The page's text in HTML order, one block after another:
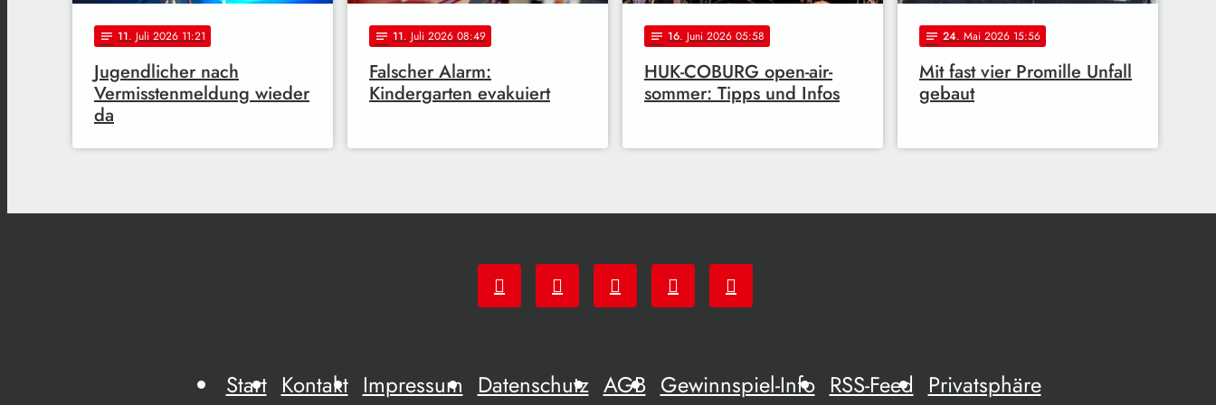
notes 11. Juli 2026 11:21
Jugendlicher nach
Vermisstenmeldung wieder
da
notes 11. Juli 2026 08:49
Falscher Alarm:
Kindergarten evakuiert
notes 16. Juni 2026 05:58
HUK-COBURG open-air-
sommer: Tipps und Infos
notes 24. Mai 2026 15:56
Mit fast vier Promille Unfall
gebaut
Start Kontakt Impressum Datenschutz AGB Gewinnspiel-Info RSS-Feed Privatsphäre